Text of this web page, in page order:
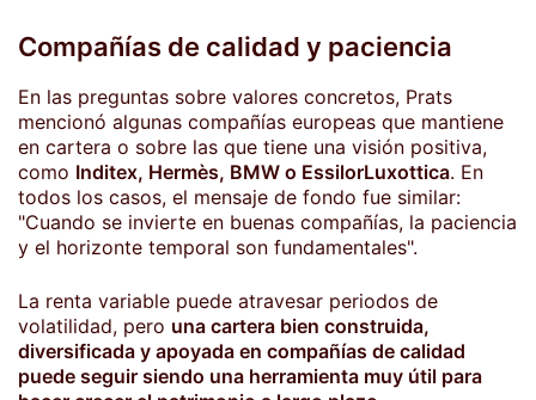
Compañías de calidad y paciencia
En las preguntas sobre valores concretos, Prats
mencionó algunas compañías europeas que mantiene
en cartera o sobre las que tiene una visión positiva,
como Inditex, Hermès, BMW o EssilorLuxottica. En
todos los casos, el mensaje de fondo fue similar:
"Cuando se invierte en buenas compañías, la paciencia
y el horizonte temporal son fundamentales".
La renta variable puede atravesar periodos de
volatilidad, pero una cartera bien construida,
diversificada y apoyada en compañías de calidad
puede seguir siendo una herramienta muy útil para